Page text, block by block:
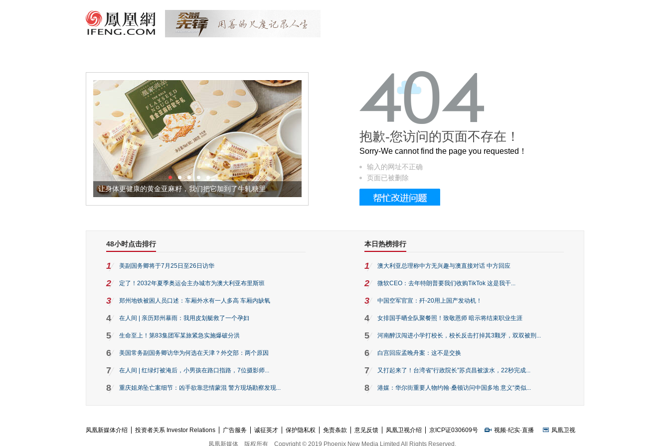
让身体更健康的黄金亚麻籽，我们把它加到了牛轧糖里 被列入佛家七宝的它到底有多美？
抱歉-您访问的页面不存在！
Sorry-We cannot find the page you requested！
输入的网址不正确
页面已被删除
48小时点击排行
1 美副国务卿将于7月25日至26日访华
2 定了！2032年夏季奥运会主办城市为澳大利亚布里斯班
3 郑州地铁被困人员口述：车厢外水有一人多高 车厢内缺氧
4 在人间 | 亲历郑州暴雨：我用皮划艇救了一个孕妇
5 生命至上！第83集团军某旅紧急实施爆破分洪
6 美国常务副国务卿访华为何选在天津？外交部：两个原因
7 在人间 | 红绿灯被淹后，小男孩在路口指路，7位摄影师...
8 重庆姐弟坠亡案细节：凶手欲靠悲情蒙混 警方现场勘察发现...
本日热榜排行
1 澳大利亚总理称中方无兴趣与澳直接对话 中方回应
2 微软CEO：去年特朗普要我们收购TikTok 这是我干...
3 中国空军官宣：歼-20用上国产发动机！
4 女排国手晒全队聚餐照！致敬恩师 暗示将结束职业生涯
5 河南醉汉闯进小学打校长，校长反击打掉其3颗牙，双双被刑...
6 白宫回应孟晚舟案：这不是交换
7 又打起来了！台湾省“行政院长”苏贞昌被泼水，22秒完成...
8 港媒：华尔街重要人物约翰·桑顿访问中国多地 意义“类似...
凤凰新媒体介绍 投资者关系 Investor Relations 广告服务 诚征英才 保护隐私权 免责条款 意见反馈 凤凰卫视介绍 京ICP证030609号 视频·纪实·直播
凤凰卫视
凤凰新媒体
版权所有 Copyright © 2019 Phoenix New Media Limited All Rights Reserved.